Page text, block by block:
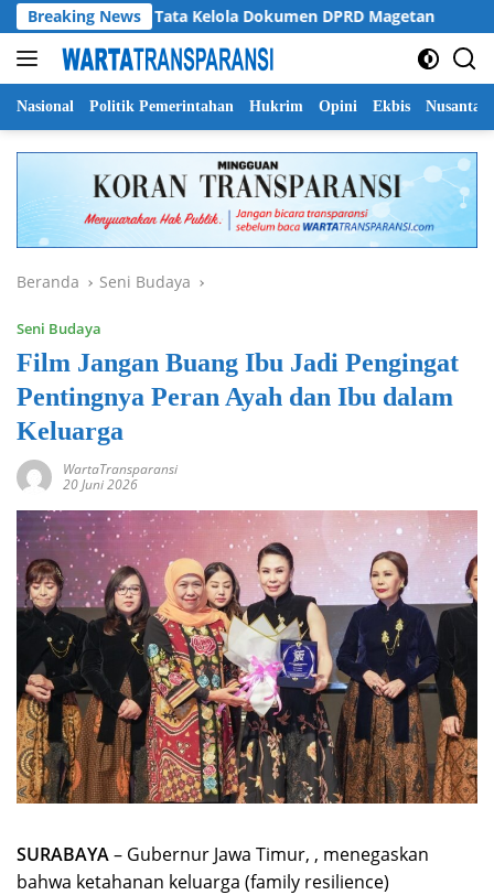
Langsung
ke
konten
Breaking News
Soroti Tata Kelola Dokumen DPRD Magetan
Nasional Politik Pemerintahan Hukrim Opini Ekbis Nusantara
Beranda Seni Budaya
Seni Budaya
Film Jangan Buang Ibu Jadi Pengingat
Pentingnya Peran Ayah dan Ibu dalam
Keluarga
WartaTransparansi
20 Juni 2026
SURABAYA– Gubernur Jawa Timur, , menegaskan
bahwa ketahanan keluarga (family resilience)